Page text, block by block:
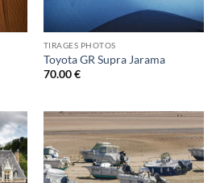
TIRAGES PHOTOS
Toyota GR Supra Jarama
70.00€